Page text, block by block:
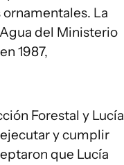
La
del Ministerio
1987,
Forestal y Lucía
y cumplir
que Lucía